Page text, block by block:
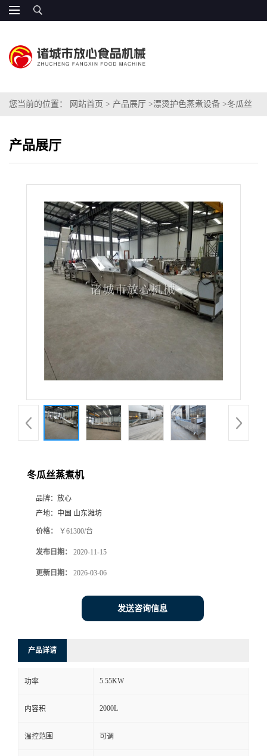
您当前的位置： 网站首页 > 产品展厅 >漂烫护色蒸煮设备 >冬瓜丝
产品展厅
冬瓜丝蒸煮机
品牌： 放心
产地： 中国 山东潍坊
价格： ￥61300/台
发布日期： 2020-11-15
更新日期： 2026-03-06
发送咨询信息
产品详请
功率 5.55KW
内容积 2000L
温控范围 可调